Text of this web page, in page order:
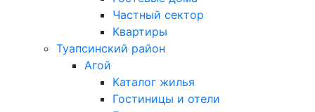
Частный сектор
Квартиры
Туапсинский район
Агой
Каталог жилья
Гостиницы и отели